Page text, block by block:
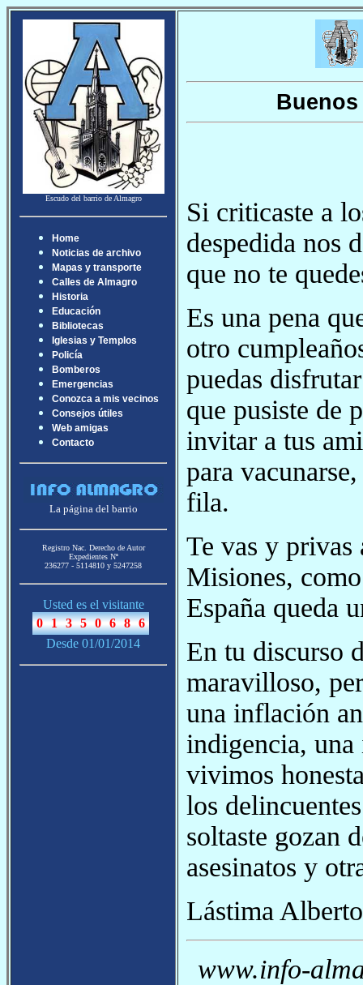
Escudo del barrio de Almagro
Home
Noticias de archivo
Mapas y transporte
Calles de Almagro
Historia
Educación
Bibliotecas
Iglesias y Templos
Policía
Bomberos
Emergencias
Conozca a mis vecinos
Consejos útiles
Web amigas
Contacto
La página del barrio
Registro Nac. Derecho de Autor
Expedientes Nª
236277 - 5114810 y 5247258
Usted es el visitante
Desde 01/01/2014
Buenos
Si criticaste a
despedida nos
que no te
Es una pena
otro
puedas
que pusiste de
invitar a tus
para
fila.
Te vas y privas
Misiones,
España queda
En tu discurso
maravilloso,
una inflación
indigencia,
vivimos
los
soltaste gozan
asesinatos y
Lástima
www.info-